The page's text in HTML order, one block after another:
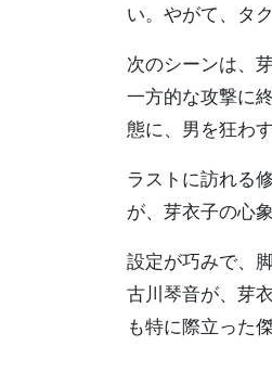
い。やがて、タ
次のシーンは、
一方的な攻撃に
態に、男を狂わ
ラストに訪れる
が、芽衣子の心
設定が巧みで、
古川琴音が、芽
も特に際立った